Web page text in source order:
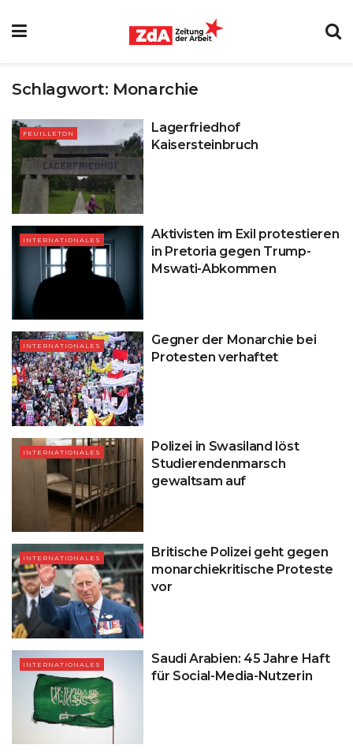
Schlagwort: Monarchie
FEUILLETON
Lagerfriedhof
Kaisersteinbruch
INTERNATIONALES
Aktivisten im Exil protestieren
in Pretoria gegen Trump-
Mswati-Abkommen
INTERNATIONALES
Gegner der Monarchie bei
Protesten verhaftet
INTERNATIONALES
Polizei in Swasiland löst
Studierendenmarsch
gewaltsam auf
INTERNATIONALES
Britische Polizei geht gegen
monarchiekritische Proteste
vor
INTERNATIONALES
Saudi Arabien: 45 Jahre Haft
für Social-Media-Nutzerin